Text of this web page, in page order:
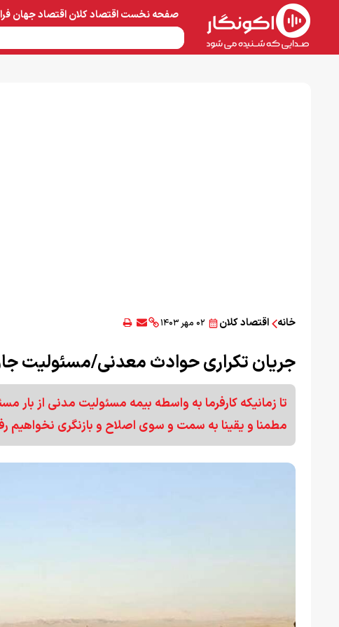
صفحه نخستاقتصاد کلاناقتصاد جهان
خانه اقتصاد کلان ۰۲ مهر ۱۴۰۳
جریان تکراری حوادث معدنی/مسئولیت
تا زمانیکه کارفرما به واسطه بیمه مسئولیت مدنی از
مطمنا و یقینا به سمت و سوی اصلاح و بازنگری نخواهیم